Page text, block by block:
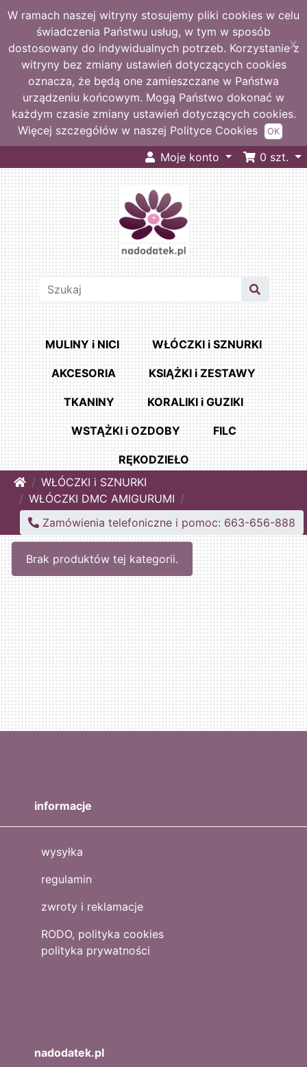
W ramach naszej witryny stosujemy pliki cookies w celu
świadczenia Państwu usług, w tym w sposób
dostosowany do indywidualnych potrzeb. Korzystanie z
witryny bez zmiany ustawień dotyczących cookies
oznacza, że będą one zamieszczane w Państwa
urządzeniu końcowym. Mogą Państwo dokonać w
każdym czasie zmiany ustawień dotyczących cookies.
Więcej szczegółów w naszej Polityce Cookies
X
OK
Moje konto 0 szt.
MULINY i NICI WŁÓCZKI i SZNURKI
AKCESORIA KSIĄŻKI i ZESTAWY
TKANINY KORALIKI i GUZIKI
WSTĄŻKI i OZDOBY FILC
RĘKODZIEŁO
HomeWŁÓCZKI i SZNURKI
WŁÓCZKI DMC AMIGURUMI
Zamówienia telefoniczne i pomoc: 663-656-888
Brak produktów tej kategorii.
informacje
wysyłka
regulamin
zwroty i reklamacje
RODO, polityka cookies
polityka prywatności
nadodatek.pl